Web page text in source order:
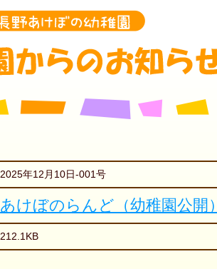
2025年12月10日-001号
あけぼのらんど（幼稚園公開
212.1KB